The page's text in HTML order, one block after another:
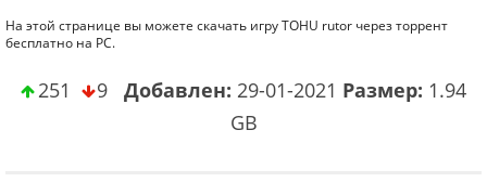
На этой странице вы можете скачать игру TOHU rutor через торрент
бесплатно на PC.
251 9 Добавлен: 29-01-2021 Размер: 1.94
GB